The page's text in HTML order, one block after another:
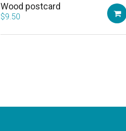
Wood postcard
$9.50